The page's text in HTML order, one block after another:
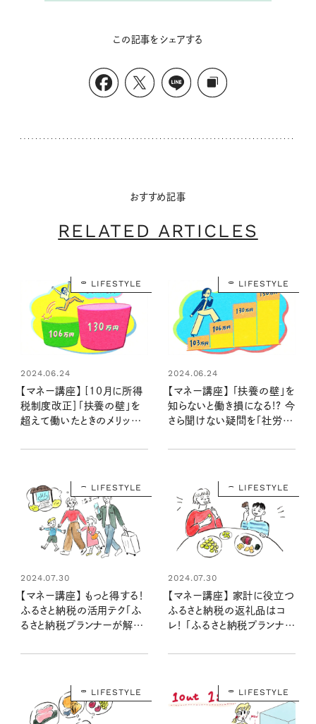
この記事をシェアする
おすすめ記事
RELATED ARTICLES
LIFESTYLE
2024.06.24
【マネー講座】 [10月に所得
税制度改正］「扶養の壁」を
超えて働いたときのメリット
LIFESTYLE
2024.06.24
【マネー講座】 「扶養の壁」を
知らないと働き損になる!? 今
さら聞けない疑問を「社労士
LIFESTYLE
2024.07.30
【マネー講座】 もっと得する！
ふるさと納税の活用テク「ふ
るさと納税プランナーが解説
LIFESTYLE
2024.07.30
【マネー講座】 家計に役立つ
ふるさと納税の返礼品はコ
レ！ 「ふるさと納税プランナー
LIFESTYLE LIFESTYLE